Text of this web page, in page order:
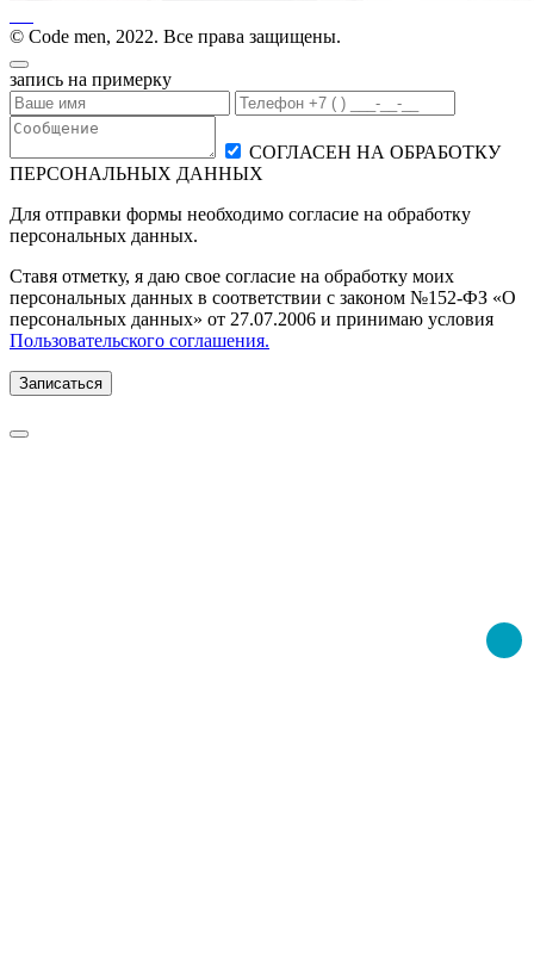
© Code men, 2022. Все права защищены.
запись на примерку
СОГЛАСЕН НА ОБРАБОТКУ
ПЕРСОНАЛЬНЫХ ДАННЫХ
Для отправки формы необходимо согласие на обработку
персональных данных.
Ставя отметку, я даю свое согласие на обработку моих
персональных данных в соответствии с законом №152-ФЗ «О
персональных данных» от 27.07.2006 и принимаю условия
Пользовательского соглашения.
Записаться